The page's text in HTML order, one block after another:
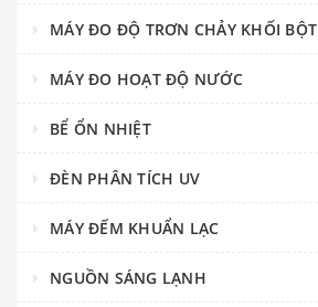
MÁY ĐO ĐỘ TRƠN CHẢY KHỐI BỘT
MÁY ĐO HOẠT ĐỘ NƯỚC
BỂ ỔN NHIỆT
ĐÈN PHÂN TÍCH UV
MÁY ĐẾM KHUẨN LẠC
NGUỒN SÁNG LẠNH